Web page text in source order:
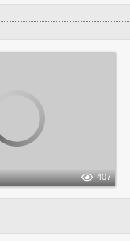
407